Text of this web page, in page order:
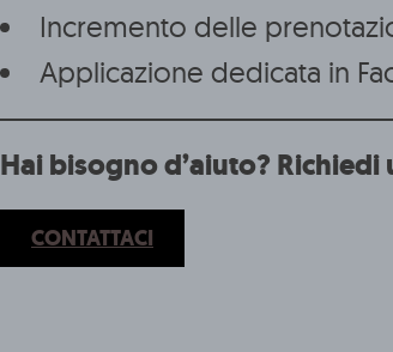
Incremento delle
Applicazione dedicata in
Hai bisogno d’aiuto?
CONTATTACI